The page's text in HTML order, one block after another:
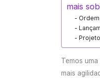
mais
Ordem
Temos
mais